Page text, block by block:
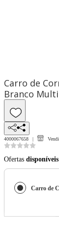
Carro de
Branco
4000067658
Ofertas disponíveis